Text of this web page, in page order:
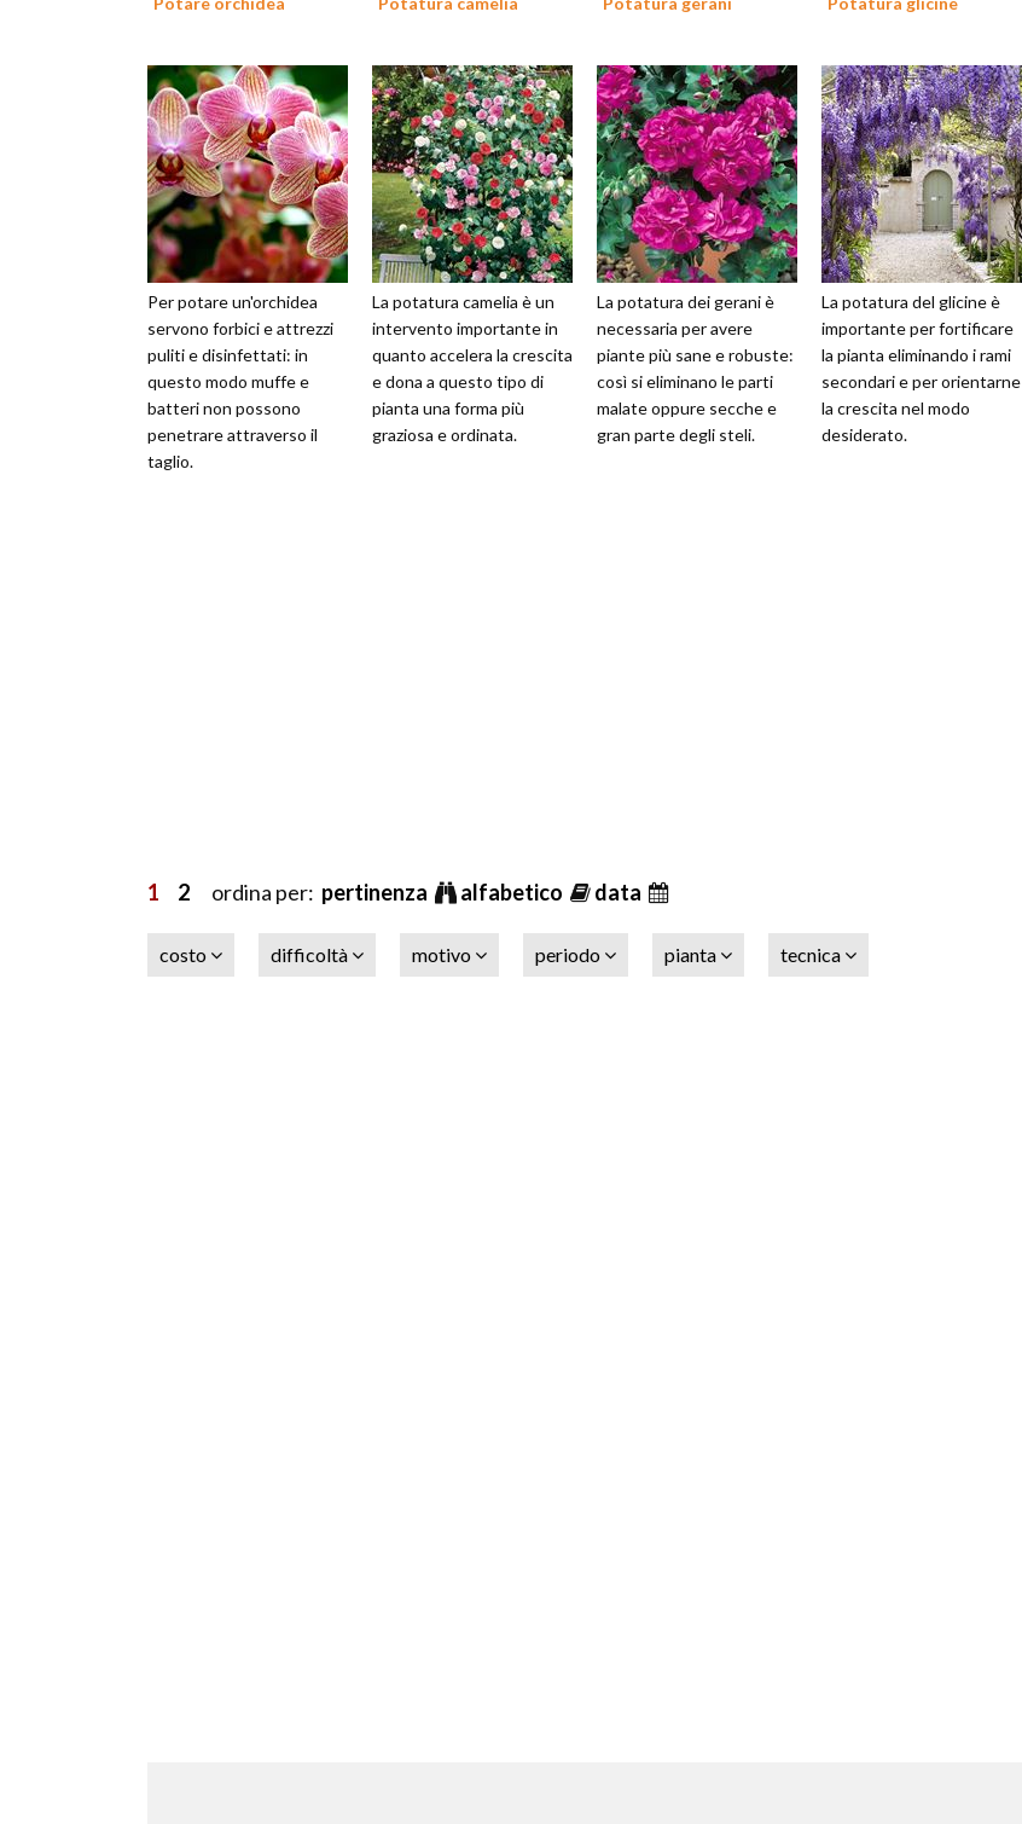
Per potare un'orchidea
servono forbici e attrezzi
puliti e disinfettati: in
questo modo muffe e
batteri non possono
penetrare attraverso il
taglio.
La potatura camelia è un
intervento importante in
quanto accelera la crescita
e dona a questo tipo di
pianta una forma più
graziosa e ordinata.
La potatura dei gerani è
necessaria per avere
piante più sane e robuste:
così si eliminano le parti
malate oppure secche e
gran parte degli steli.
La potatura del glicine è
importante per fortificare
la pianta eliminando i rami
secondari e per orientarne
la crescita nel modo
desiderato.
1 2 ordina per: pertinenza alfabetico data
costo difficoltà motivo periodo pianta tecnica